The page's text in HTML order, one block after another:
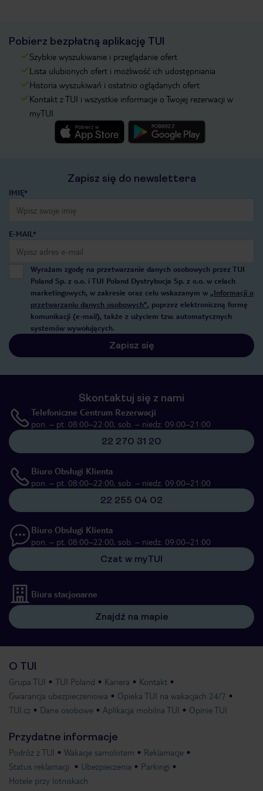
Pobierz bezpłatną aplikację TUI
Szybkie wyszukiwanie i przeglądanie ofert
Lista ulubionych ofert i możliwość ich udostępniania
Historia wyszukiwań i ostatnio oglądanych ofert
Kontakt z TUI i wszystkie informacje o Twojej rezerwacji w
myTUI
Zapisz się do newslettera
IMIĘ*
E-MAIL*
Wyrażam zgodę na przetwarzanie danych osobowych przez TUI
Poland Sp. z o.o. i TUI Poland Dystrybucja Sp. z o.o. w celach
marketingowych, w zakresie oraz celu wskazanym w „Informacji o
przetwarzaniu danych osobowych”, poprzez elektroniczną formę
komunikacji (e-mail), także z użyciem tzw. automatycznych
systemów wywołujących.
Zapisz się
Skontaktuj się z nami
Telefoniczne Centrum Rezerwacji
pon. – pt. 08:00–22:00, sob. – niedz. 09:00–21:00
22 270 31 20
Biuro Obsługi Klienta
pon. – pt. 08:00–22:00, sob. – niedz. 09:00–21:00
22 255 04 02
Biuro Obsługi Klienta
pon. – pt. 08:00–22:00, sob. – niedz. 09:00–21:00
Czat w myTUI
Biura stacjonarne
Znajdź na mapie
O TUI
Grupa TUI TUI Poland Kariera
Kontakt
Gwarancja ubezpieczeniowa
Opieka TUI na wakacjach 24/7
TUI.cz
Dane osobowe Aplikacja mobilna TUI Opinie TUI
Przydatne informacje
Podróż z TUI Wakacje samolotem
Reklamacje
Status reklamacji
Ubezpieczenia
Parkingi
Hotele przy lotniskach